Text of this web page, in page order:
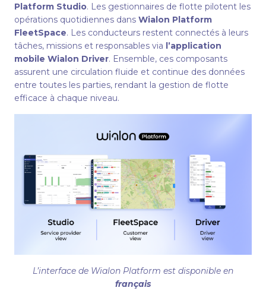
Platform Studio. Les gestionnaires de flotte pilotent les
opérations quotidiennes dans Wialon Platform
FleetSpace. Les conducteurs restent connectés à leurs
tâches, missions et responsables via l’application
mobile Wialon Driver. Ensemble, ces composants
assurent une circulation fluide et continue des données
entre toutes les parties, rendant la gestion de flotte
efficace à chaque niveau.
L’interface de Wialon Platform est disponible en
français